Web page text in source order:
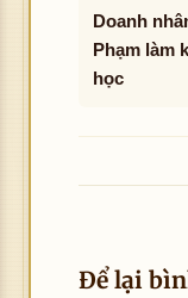
Doanh
Phạm làm
học
Để lại